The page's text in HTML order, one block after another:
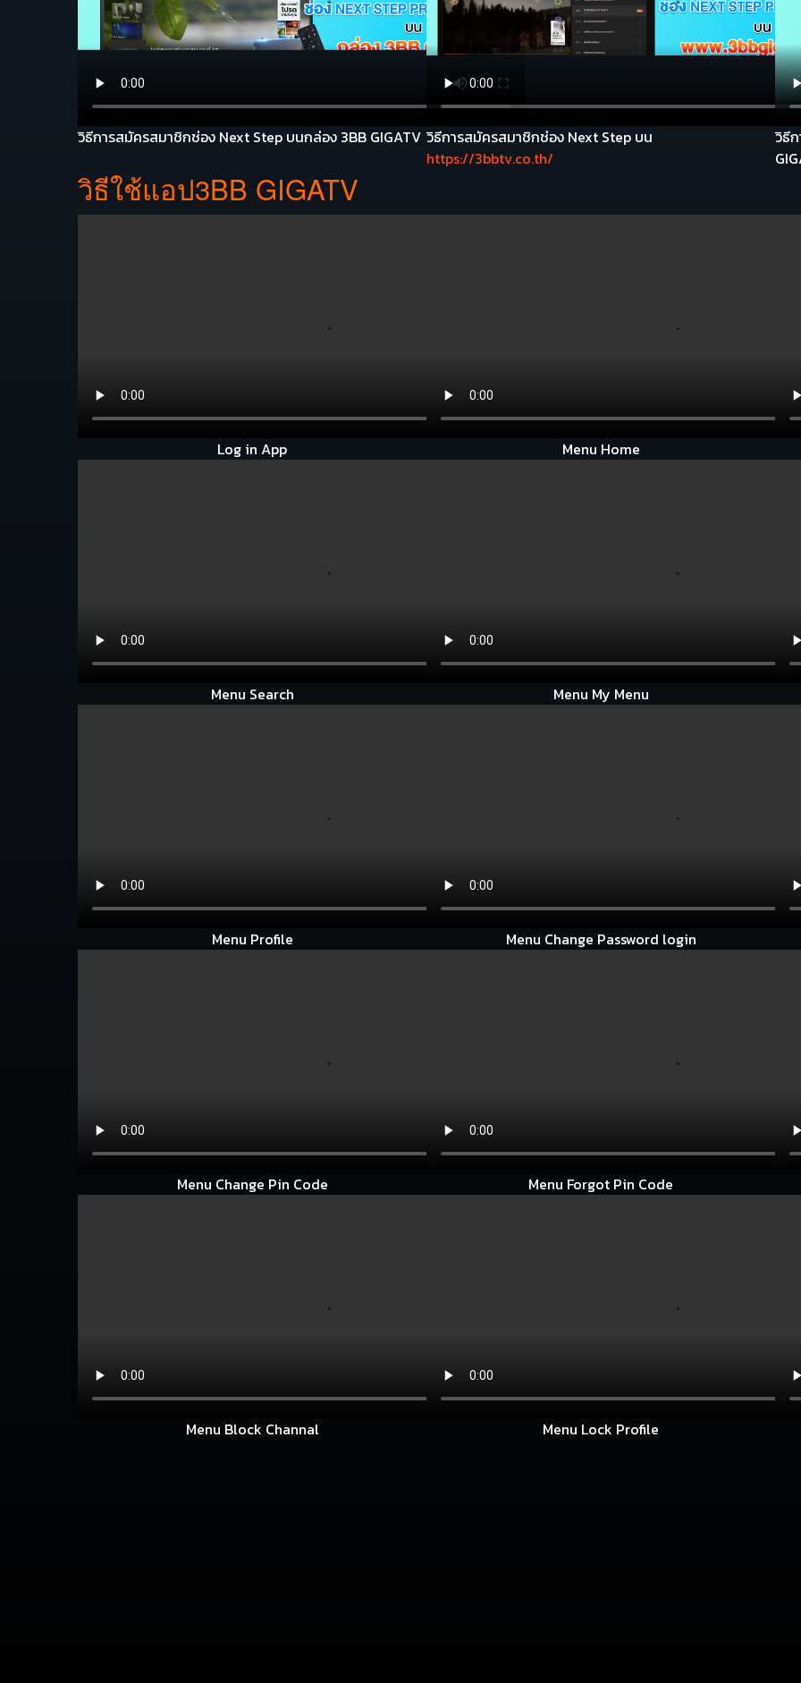
วิธีการสมัครสมาชิกช่อง Next Step บนกล่อง 3BB GIGATV วิธีการสมัครสมาชิกช่อง Next Step บน
https://3bbtv.co.th/
วิธี
วิธีใช้แอป3BB GIGATV
Log in App
Menu Search
Menu Profile
Menu Change Pin Code
Menu Block Channal
Menu Home
Menu My Menu
Menu Change Password login
Menu Forgot Pin Code
Menu Lock Profile